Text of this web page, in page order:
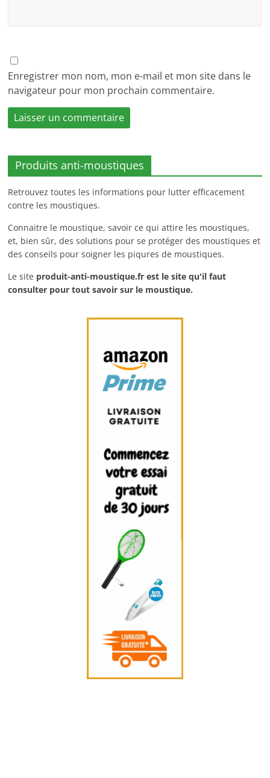
Enregistrer mon nom, mon e-mail et mon site dans le
navigateur pour mon prochain commentaire.
Produits anti-moustiques
Retrouvez toutes les informations pour lutter efficacement
contre les moustiques.
Connaitre le moustique, savoir ce qui attire les moustiques,
et, bien sûr, des solutions pour se protéger des moustiques et
des conseils pour soigner les piqures de moustiques.
Le site produit-anti-moustique.fr est le site qu'il faut
consulter pour tout savoir sur le moustique.